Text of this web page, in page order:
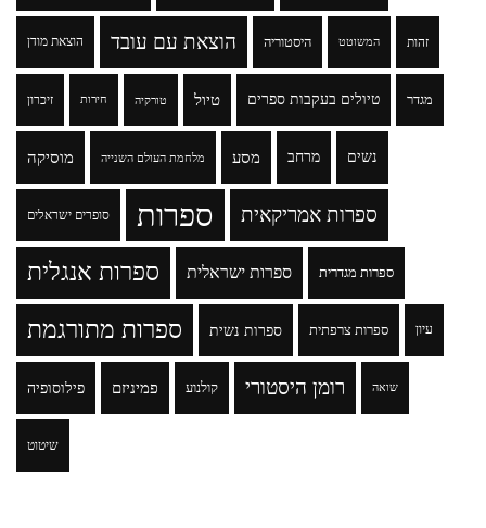
הוצאת מודן הוצאת עם עובד היסטוריה המשוטט זהות
זיכרון חירות טורקיה טיול טיולים בעקבות ספרים מגדר
מוסיקה מלחמת העולם השנייה מסע מרחב נשים
סופרים ישראלים ספרות ספרות אמריקאית
ספרות אנגלית ספרות ישראלית ספרות מגדרית
ספרות מתורגמת ספרות נשית ספרות צרפתית עיון
פילוסופיה פמיניזם קולנוע רומן היסטורי שואה
שיטוט